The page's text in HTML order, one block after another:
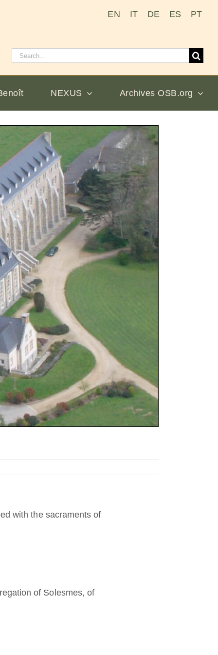
EN IT DE ES PT
Rechercher
NEXUS Archives OSB.org
with the sacraments of
of Solesmes, of